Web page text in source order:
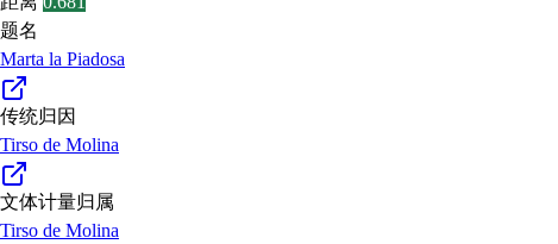
题名
Marta la Piadosa
传统归因
Tirso de Molina
文体计量归属
Tirso de Molina